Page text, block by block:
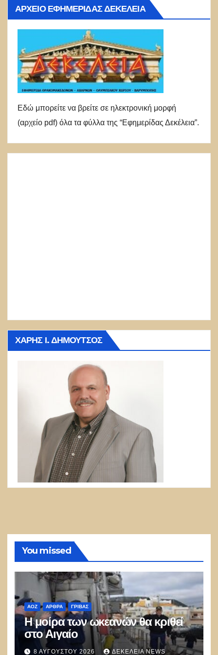
ΑΡΧΕΊΟ ΕΦΗΜΕΡΊΔΑΣ ΔΕΚΈΛΕΙΑ
Εδώ μπορείτε να βρείτε σε ηλεκτρονική μορφή
(αρχείο pdf) όλα τα φύλλα της “Εφημερίδας Δεκέλεια”.
ΧΆΡΗΣ Ι. ΔΗΜΟΎΤΣΟΣ
You missed
ΑΟΖ ΑΡΘΡΑ ΓΡΊΒΑΣ
Η μοίρα των ωκεανών θα κριθεί
στο Αιγαίο
8 ΑΥΓΟΎΣΤΟΥ 2026 ΔΕΚΈΛΕΙΑ NEWS